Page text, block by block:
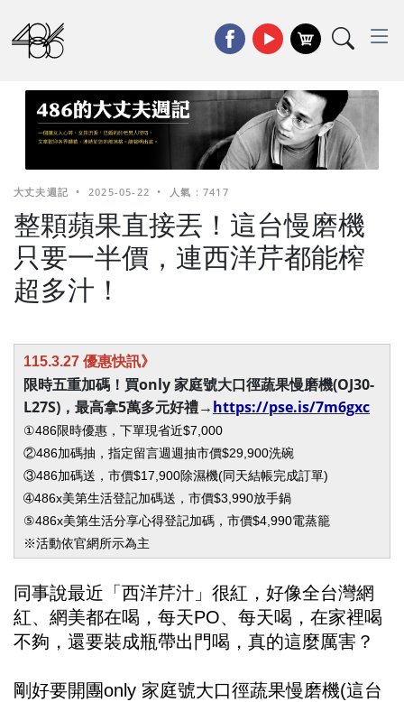
大丈夫週記 • 2025-05-22 • 人氣 : 7417
整顆蘋果直接丟！這台慢磨機
只要一半價，連西洋芹都能榨
超多汁！
115.3.27 優惠快訊》
限時五重加碼！買only 家庭號大口徑蔬果慢磨機(OJ30-
L27S)，最高拿5萬多元好禮→https://pse.is/7m6gxc
①486限時優惠，下單現省近$7,000
②486加碼抽，指定留言週週抽市價$29,900洗碗
③486加碼送，市價$17,900除濕機(同天結帳完成訂單)
➃486x美第生活登記加碼送，市價$3,990放手鍋
⑤486x美第生活分享心得登記加碼，市價$4,990電蒸籠
※活動依官網所示為主
同事說最近「西洋芹汁」很紅，好像全台灣網
紅、網美都在喝，每天PO、每天喝，在家裡喝
不夠，還要裝成瓶帶出門喝，真的這麼厲害？
剛好要開團only 家庭號大口徑蔬果慢磨機(這台